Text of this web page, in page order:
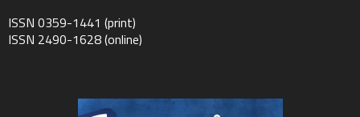
ISSN 0359-1441 (print)
ISSN 2490-1628 (online)